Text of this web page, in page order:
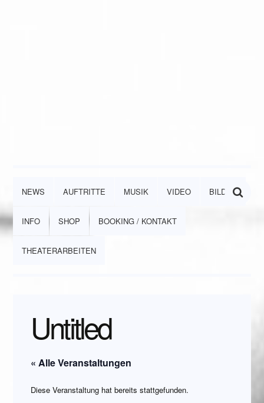
NEWS AUFTRITTE MUSIK VIDEO BILDER
INFO SHOP BOOKING / KONTAKT
THEATERARBEITEN
Untitled
« Alle Veranstaltungen
Diese Veranstaltung hat bereits stattgefunden.